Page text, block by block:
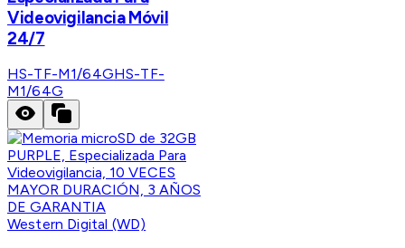
Videovigilancia Móvil
24/7
HS-TF-M1/64GHS-TF-
M1/64G
Western Digital (WD)